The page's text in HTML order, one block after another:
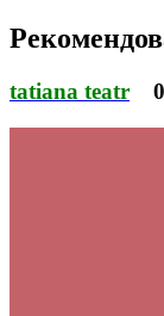
tatiana teatr 0